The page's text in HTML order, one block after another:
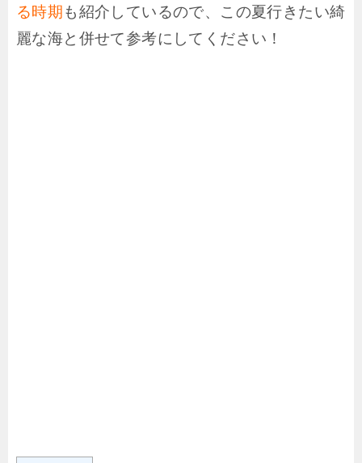
る時期 も紹介しているので、この夏行きたい綺
麗な海と併せて参考にしてください！